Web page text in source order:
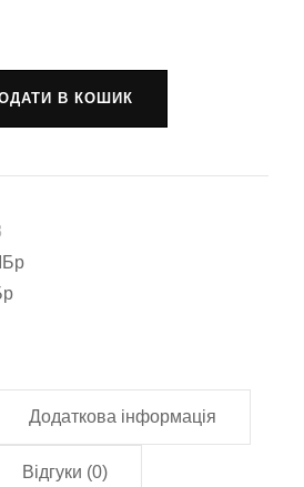
В КОШИК
Додаткова інформація
Відгуки (0)